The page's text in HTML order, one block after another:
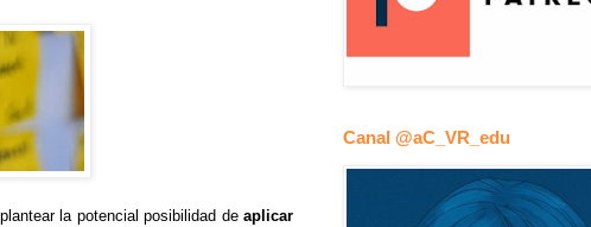
la potencial posibilidad de aplicar
Canal @aC_VR_edu